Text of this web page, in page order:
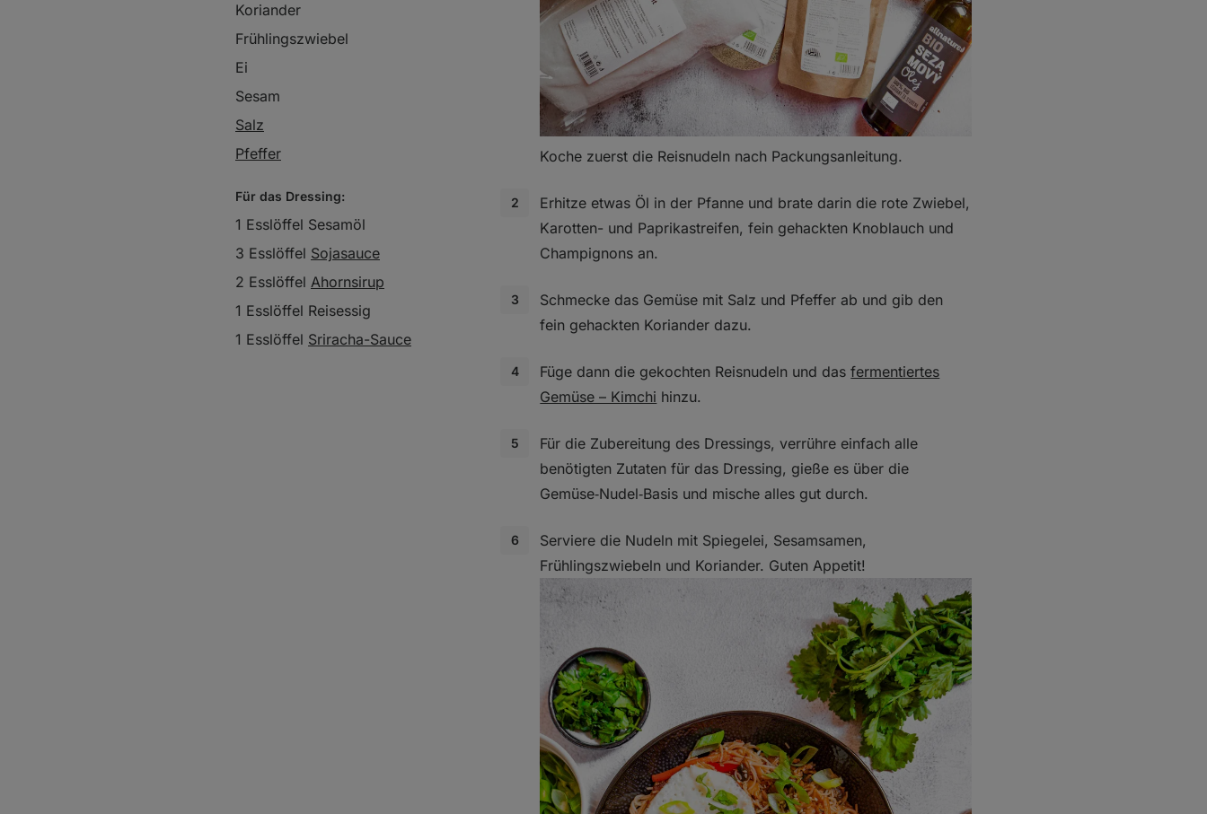
Koriander
Frühlingszwiebel
Ei
Sesam
Salz
Pfeffer
Für das Dressing:
1 Esslöffel Sesamöl
3 Esslöffel Sojasauce
2 Esslöffel Ahornsirup
1 Esslöffel Reisessig
1 Esslöffel Sriracha-Sauce
Koche zuerst die Reisnudeln nach Packungsanleitung.
Erhitze etwas Öl in der Pfanne und brate darin die rote Zwiebel,
Karotten- und Paprikastreifen, fein gehackten Knoblauch und
Champignons an.
Schmecke das Gemüse mit Salz und Pfeffer ab und gib den
fein gehackten Koriander dazu.
Füge dann die gekochten Reisnudeln und dasfermentiertes
Gemüse – Kimchi hinzu.
Für die Zubereitung des Dressings, verrühre einfach alle
benötigten Zutaten für das Dressing, gieße es über die
Gemüse‑Nudel‑Basis und mische alles gut durch.
Serviere die Nudeln mit Spiegelei, Sesamsamen,
Frühlingszwiebeln und Koriander. Guten Appetit!